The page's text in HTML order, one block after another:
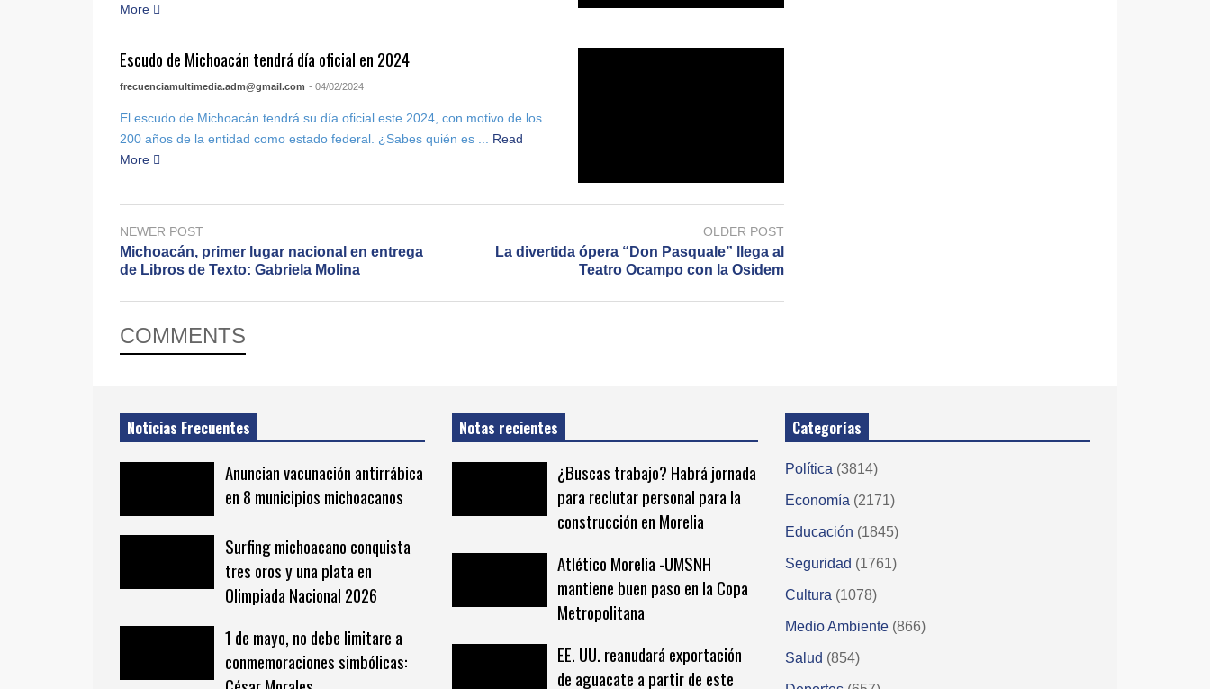
More
Escudo de Michoacán tendrá día oficial en 2024
frecuenciamultimedia.adm@gmail.com - 04/02/2024
El escudo de Michoacán tendrá su día oficial este 2024, con motivo de los
200 años de la entidad como estado federal. ¿Sabes quién es ...
Read
More
NEWER POST
Michoacán, primer lugar nacional en entrega
de Libros de Texto: Gabriela Molina
OLDER POST
La divertida ópera “Don Pasquale” llega al
Teatro Ocampo con la Osidem
COMMENTS
Noticias Frecuentes
Anuncian vacunación antirrábica
en 8 municipios michoacanos
Surfing michoacano conquista
tres oros y una plata en
Olimpiada Nacional 2026
1 de mayo, no debe limitare a
conmemoraciones simbólicas:
Notas recientes
¿Buscas trabajo? Habrá jornada
para reclutar personal para la
construcción en Morelia
Atlético Morelia -UMSNH
mantiene buen paso en la Copa
Metropolitana
EE. UU. reanudará exportación
de aguacate a partir de este
Categorías
Política (3814)
Economía (2171)
Educación (1845)
Seguridad (1761)
Cultura (1078)
Medio Ambiente (866)
Salud (854)